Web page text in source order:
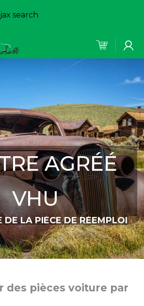
search
AGRÉÉ
VHU
DE LA PIÈCE DE RÉEMPLOI
des pièces voiture par